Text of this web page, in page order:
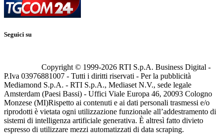
Seguici su
Copyright © 1999-2026 RTI S.p.A. Business Digital -
P.Iva 03976881007 - Tutti i diritti riservati - Per la pubblicità
Mediamond S.p.A. - RTI S.p.A., Mediaset N.V., sede legale
Amsterdam (Paesi Bassi) - Uffici Viale Europa 46, 20093 Cologno
Monzese (MI)Rispetto ai contenuti e ai dati personali trasmessi e/o
riprodotti è vietata ogni utilizzazione funzionale all’addestramento di
sistemi di intelligenza artificiale generativa. È altresì fatto divieto
espresso di utilizzare mezzi automatizzati di data scraping.